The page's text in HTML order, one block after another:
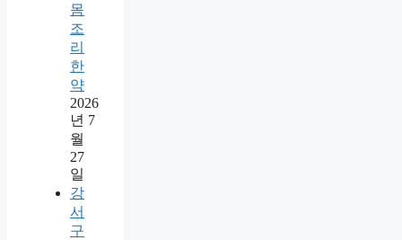
몸
조
리
한
약
2026
년 7
월
27
일
강
서
구